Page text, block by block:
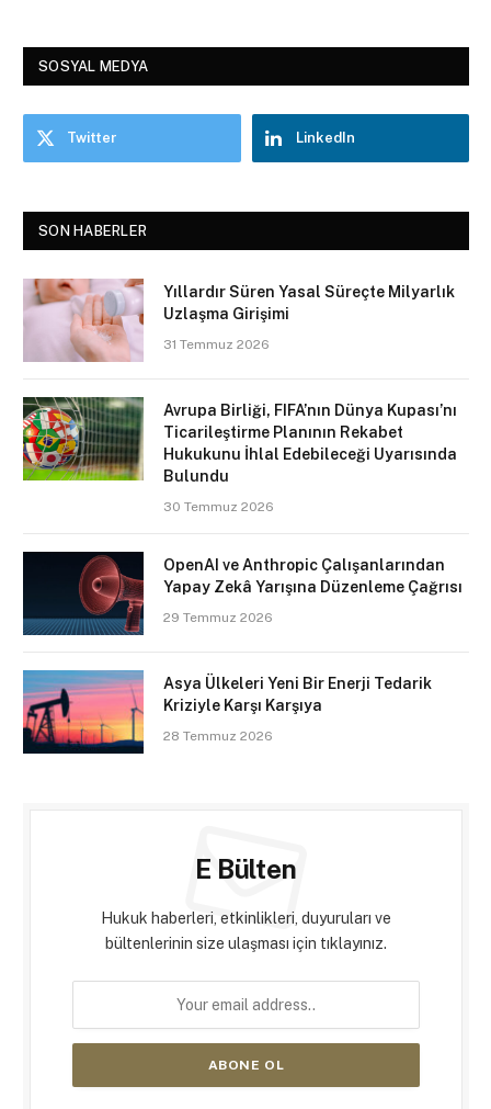
SOSYAL MEDYA
Twitter LinkedIn
SON HABERLER
Yıllardır Süren Yasal Süreçte Milyarlık
Uzlaşma Girişimi
31 Temmuz 2026
Avrupa Birliği, FIFA’nın Dünya Kupası’nı
Ticarileştirme Planının Rekabet
Hukukunu İhlal Edebileceği Uyarısında
Bulundu
30 Temmuz 2026
OpenAI ve Anthropic Çalışanlarından
Yapay Zekâ Yarışına Düzenleme Çağrısı
29 Temmuz 2026
Asya Ülkeleri Yeni Bir Enerji Tedarik
Kriziyle Karşı Karşıya
28 Temmuz 2026
E Bülten
Hukuk haberleri, etkinlikleri, duyuruları ve
bültenlerinin size ulaşması için tıklayınız.